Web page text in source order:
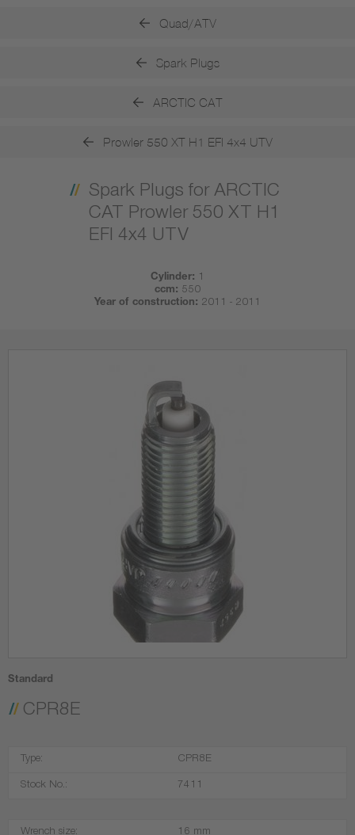
Quad/ATV
Spark Plugs
ARCTIC CAT
Prowler 550 XT H1 EFI 4x4 UTV
Spark Plugs for ARCTIC
CAT Prowler 550 XT H1
EFI 4x4 UTV
Cylinder: 1
ccm: 550
Year of construction: 2011 - 2011
Standard
CPR8E
Type: CPR8E
Stock No.: 7411
Wrench size: 16 mm